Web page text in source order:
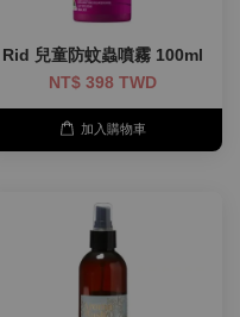
Rid 兒童防蚊蟲噴霧 100ml
NT$ 398 TWD
加入購物車